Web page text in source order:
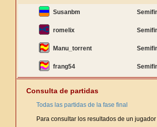
Susanbm
romelix
Manu_torrent
frang54
Consulta de partidas
Todas las partidas de la fase final
Para consultar los resultados de un